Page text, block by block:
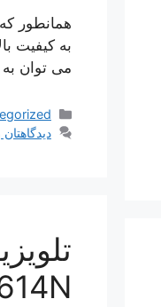
همانطور
به کیفیت
می‌ توان
دسته‌ها
دیدگاهتان